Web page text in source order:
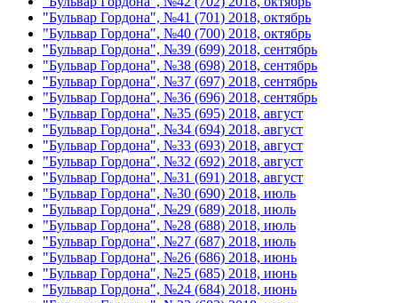
"Бульвар Гордона", №41 (701) 2018, октябрь
"Бульвар Гордона", №40 (700) 2018, октябрь
"Бульвар Гордона", №39 (699) 2018, сентябрь
"Бульвар Гордона", №38 (698) 2018, сентябрь
"Бульвар Гордона", №37 (697) 2018, сентябрь
"Бульвар Гордона", №36 (696) 2018, сентябрь
"Бульвар Гордона", №35 (695) 2018, август
"Бульвар Гордона", №34 (694) 2018, август
"Бульвар Гордона", №33 (693) 2018, август
"Бульвар Гордона", №32 (692) 2018, август
"Бульвар Гордона", №31 (691) 2018, август
"Бульвар Гордона", №30 (690) 2018, июль
"Бульвар Гордона", №29 (689) 2018, июль
"Бульвар Гордона", №28 (688) 2018, июль
"Бульвар Гордона", №27 (687) 2018, июль
"Бульвар Гордона", №26 (686) 2018, июнь
"Бульвар Гордона", №25 (685) 2018, июнь
"Бульвар Гордона", №24 (684) 2018, июнь